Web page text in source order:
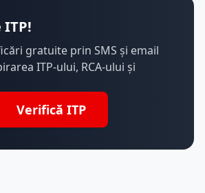
gratuite prin SMS și email
ITP-ului, RCA-ului și
Verifică ITP